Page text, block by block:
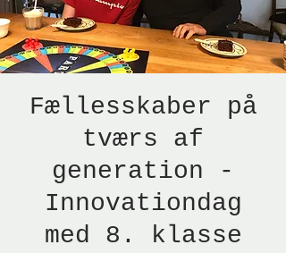
Fællesskaber på
tværs af
generation -
Innovationdag
med 8. klasse